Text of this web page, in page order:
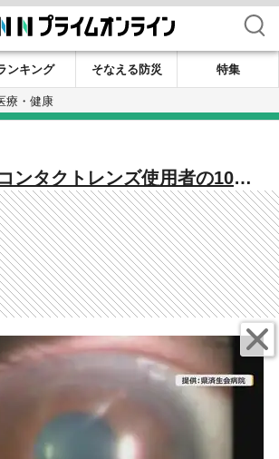
検索
ンキング そなえる防災
特集
療・健康
ンタクトレンズ使用者の10％
き盛り20代から40代はケアを
にやってはいけない4つの事